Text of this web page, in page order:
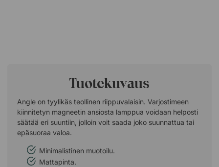
Tuotekuvaus
Angle on tyylikäs teollinen riippuvalaisin. Varjostimeen
kiinnitetyn magneetin ansiosta lamppua voidaan helposti
säätää eri suuntiin, jolloin voit saada joko suunnattua tai
epäsuoraa valoa.
Minimalistinen muotoilu.
Mattapinta.